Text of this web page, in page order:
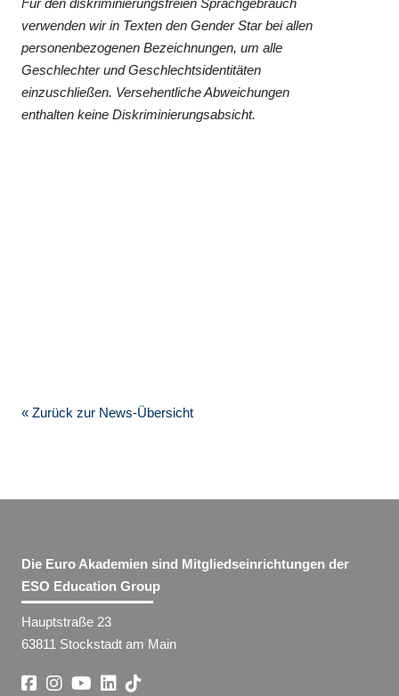
verwenden wir in Texten den Gender Star bei allen
personenbezogenen Bezeichnungen, um alle
Geschlechter und Geschlechtsidentitäten
einzuschließen. Versehentliche Abweichungen
enthalten keine Diskriminierungsabsicht.
« Zurück zur News-Übersicht
Die Euro Akademien sind Mitgliedseinrichtungen der
ESO Education Group
Hauptstraße 23
63811 Stockstadt am Main